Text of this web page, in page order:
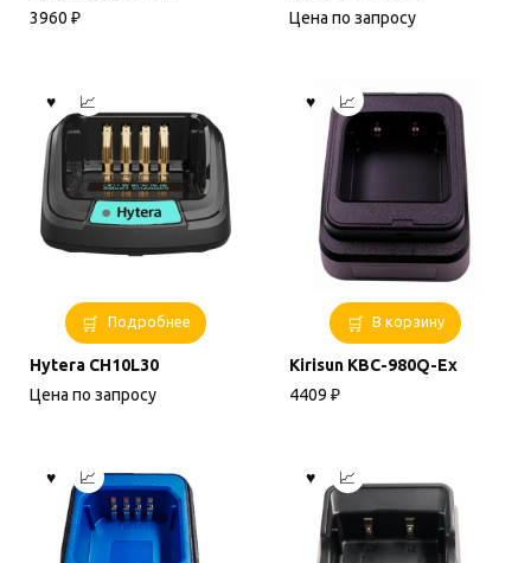
3960 ₽
Цена по запросу
Подробнее
Hytera CH10L30
Цена по запросу
В корзину
Kirisun KBC-980Q-Ex
4409 ₽